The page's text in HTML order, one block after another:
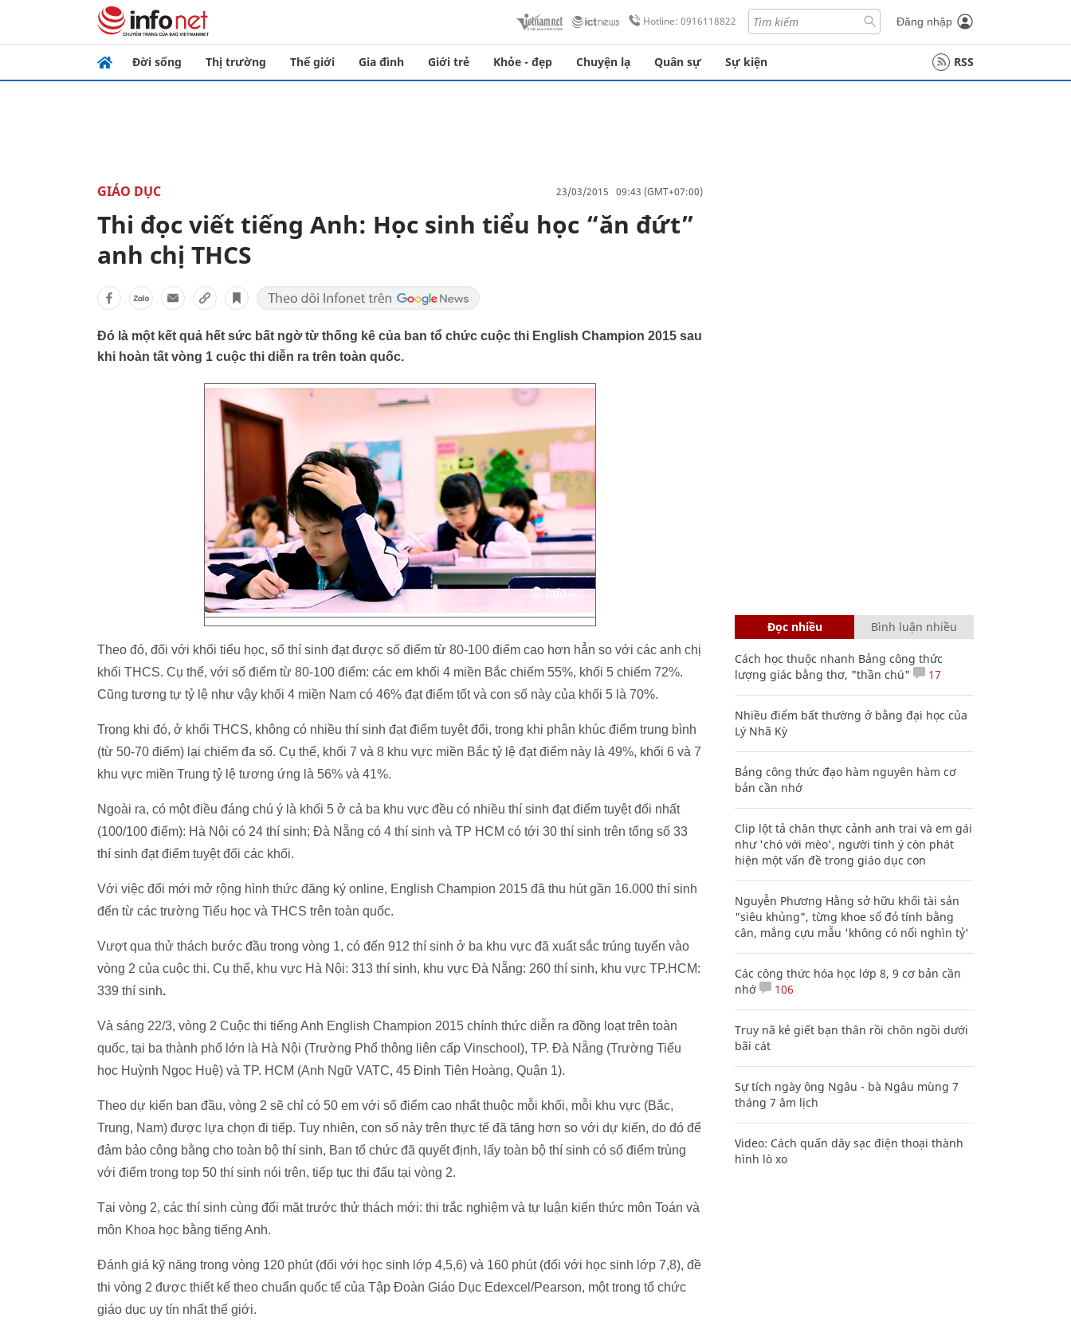
Hotline: 0916118822 Đăng nhập
Đời sống Thị trường Thế giới Gia đình Giới trẻ Khỏe - đẹp Chuyện lạ Quân sự Sự kiện RSS
GIÁO DỤC 23/03/2015 09:43 (GMT+07:00)
Thi đọc viết tiếng Anh: Học sinh tiểu học “ăn đứt”
anh chị THCS
Đó là một kết quả hết sức bất ngờ từ thống kê của ban tổ chức cuộc thi English Champion 2015 sau
khi hoàn tất vòng 1 cuộc thi diễn ra trên toàn quốc.
Theo đó, đối với khối tiểu học, số thí sinh đạt được số điểm từ 80-100 điểm cao hơn hẳn so với các anh chị
khối THCS. Cụ thể, với số điểm từ 80-100 điểm: các em khối 4 miền Bắc chiếm 55%, khối 5 chiếm 72%.
Cũng tương tự tỷ lệ như vậy khối 4 miền Nam có 46% đạt điểm tốt và con số này của khối 5 là 70%.
Trong khi đó, ở khối THCS, không có nhiều thí sinh đạt điểm tuyệt đối, trong khi phân khúc điểm trung bình
(từ 50-70 điểm) lại chiếm đa số. Cụ thể, khối 7 và 8 khu vực miền Bắc tỷ lệ đạt điểm này là 49%, khối 6 và 7
khu vực miền Trung tỷ lệ tương ứng là 56% và 41%.
Ngoài ra, có một điều đáng chú ý là khối 5 ở cả ba khu vực đều có nhiều thí sinh đạt điểm tuyệt đối nhất
(100/100 điểm): Hà Nội có 24 thí sinh; Đà Nẵng có 4 thí sinh và TP HCM có tới 30 thí sinh trên tổng số 33
thí sinh đạt điểm tuyệt đối các khối.
Với việc đổi mới mở rộng hình thức đăng ký online, English Champion 2015 đã thu hút gần 16.000 thí sinh
đến từ các trường Tiểu học và THCS trên toàn quốc.
Vượt qua thử thách bước đầu trong vòng 1, có đến 912 thí sinh ở ba khu vực đã xuất sắc trúng tuyển vào
vòng 2 của cuộc thi. Cụ thể, khu vực Hà Nội: 313 thí sinh, khu vực Đà Nẵng: 260 thí sinh, khu vực TP.HCM:
339 thí sinh.
Và sáng 22/3, vòng 2 Cuộc thi tiếng Anh English Champion 2015 chính thức diễn ra đồng loạt trên toàn
quốc, tại ba thành phố lớn là Hà Nội (Trường Phổ thông liên cấp Vinschool), TP. Đà Nẵng (Trường Tiểu
học Huỳnh Ngọc Huệ) và TP. HCM (Anh Ngữ VATC, 45 Đinh Tiên Hoàng, Quận 1).
Theo dự kiến ban đầu, vòng 2 sẽ chỉ có 50 em với số điểm cao nhất thuộc mỗi khối, mỗi khu vực (Bắc,
Trung, Nam) được lựa chọn đi tiếp. Tuy nhiên, con số này trên thực tế đã tăng hơn so với dự kiến, do đó để
đảm bảo công bằng cho toàn bộ thí sinh, Ban tổ chức đã quyết định, lấy toàn bộ thí sinh có số điểm trùng
với điểm trong top 50 thí sinh nói trên, tiếp tục thi đấu tại vòng 2.
Tại vòng 2, các thí sinh cùng đối mặt trước thử thách mới: thi trắc nghiệm và tự luận kiến thức môn Toán và
môn Khoa học bằng tiếng Anh.
Đánh giá kỹ năng trong vòng 120 phút (đối với học sinh lớp 4,5,6) và 160 phút (đối với học sinh lớp 7,8), đề
thi vòng 2 được thiết kế theo chuẩn quốc tế của Tập Đoàn Giáo Dục Edexcel/Pearson, một trong tổ chức
giáo dục uy tín nhất thế giới.
Đọc nhiều Bình luận nhiều
Cách học thuộc nhanh Bảng công thức
lượng giác bằng thơ, "thần chú"
17
Nhiều điểm bất thường ở bằng đại học của
Lý Nhã Kỳ
Bảng công thức đạo hàm nguyên hàm cơ
bản cần nhớ
Clip lột tả chân thực cảnh anh trai và em gái
như 'chó với mèo', người tinh ý còn phát
hiện một vấn đề trong giáo dục con
Nguyễn Phương Hằng sở hữu khối tài sản
"siêu khủng", từng khoe sổ đỏ tính bằng
cân, mắng cựu mẫu 'không có nổi nghìn tỷ'
Các công thức hóa học lớp 8, 9 cơ bản cần
nhớ
106
Truy nã kẻ giết bạn thân rồi chôn ngồi dưới
bãi cát
Sự tích ngày ông Ngâu - bà Ngâu mùng 7
tháng 7 âm lịch
Video: Cách quấn dây sạc điện thoại thành
hình lò xo